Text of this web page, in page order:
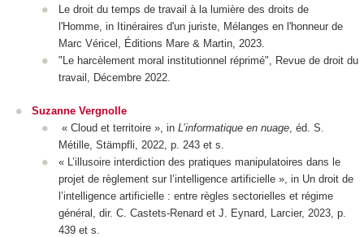
Le droit du temps de travail à la lumière des droits de
l'Homme, in Itinéraires d'un juriste, Mélanges en l'honneur de
Marc Véricel , Éditions Mare & Martin, 2023.
"Le harcèlement moral institutionnel réprimé", Revue de droit du
travail , Décembre 2022.
Suzanne Vergnolle
« Cloud et territoire », in L’informatique en nuage, éd. S.
Métille, Stämpfli, 2022, p. 243 et s.
« L’illusoire interdiction des pratiques manipulatoires dans le
projet de règlement sur l’intelligence artificielle », in Un droit de
l’intelligence artificielle : entre règles sectorielles et régime
général
, dir. C. Castets-Renard et J. Eynard, Larcier, 2023, p.
439 et s.